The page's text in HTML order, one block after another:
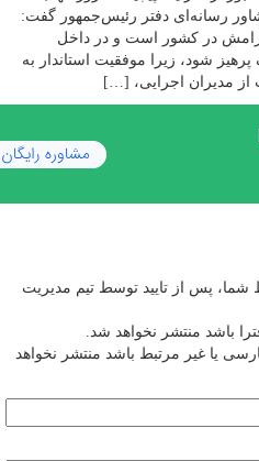
رسانه‌ای دفتر رئیس‌جمهور گفت:
آرامش در کشور است و در داخل
پرهیز شود، زیرا موفقیت استاندار به
مدیران اجرایی، […]
پس از تایید توسط تیم مدیریت
باشد منتشر نخواهد شد.
یا غیر مرتبط باشد منتشر نخواهد